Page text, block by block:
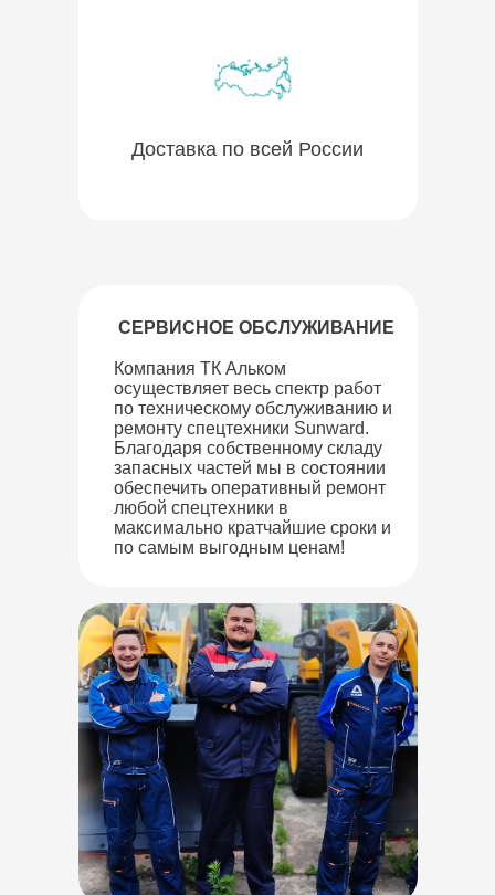
Доставка по всей России
СЕРВИСНОЕ ОБСЛУЖИВАНИЕ
Компания ТК Альком
осуществляет весь спектр работ
по техническому обслуживанию и
ремонту спецтехники Sunward.
Благодаря собственному складу
запасных частей мы в состоянии
обеспечить оперативный ремонт
любой спецтехники в
максимально кратчайшие сроки и
по самым выгодным ценам!